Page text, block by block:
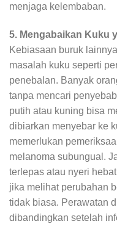
menjaga kelembaban.
5. Mengabaikan Kuku
Kebiasaan buruk
masalah kuku seperti
penebalan. Banyak
tanpa mencari
putih atau kuning bisa
dibiarkan menyebar ke
memerlukan
melanoma subungual.
terlepas atau nyeri
jika melihat perubahan
tidak biasa. Perawatan
dibandingkan setelah